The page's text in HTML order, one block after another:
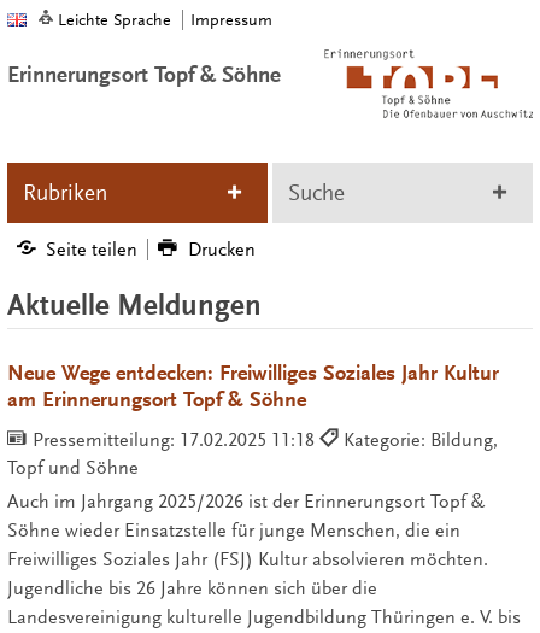
Leichte Sprache Impressum
Erinnerungsort Topf & Söhne
Rubriken Suche
Seite teilen Drucken
Aktuelle Meldungen
Neue Wege entdecken: Freiwilliges Soziales Jahr Kultur
am Erinnerungsort Topf & Söhne
Pressemitteilung: 17.02.2025 11:18
Kategorie: Bildung,
Topf und Söhne
Auch im Jahrgang 2025/2026 ist der Erinnerungsort Topf &
Söhne wieder Einsatzstelle für junge Menschen, die ein
Freiwilliges Soziales Jahr (FSJ) Kultur absolvieren möchten.
Jugendliche bis 26 Jahre können sich über die
Landesvereinigung kulturelle Jugendbildung Thüringen e. V. bis